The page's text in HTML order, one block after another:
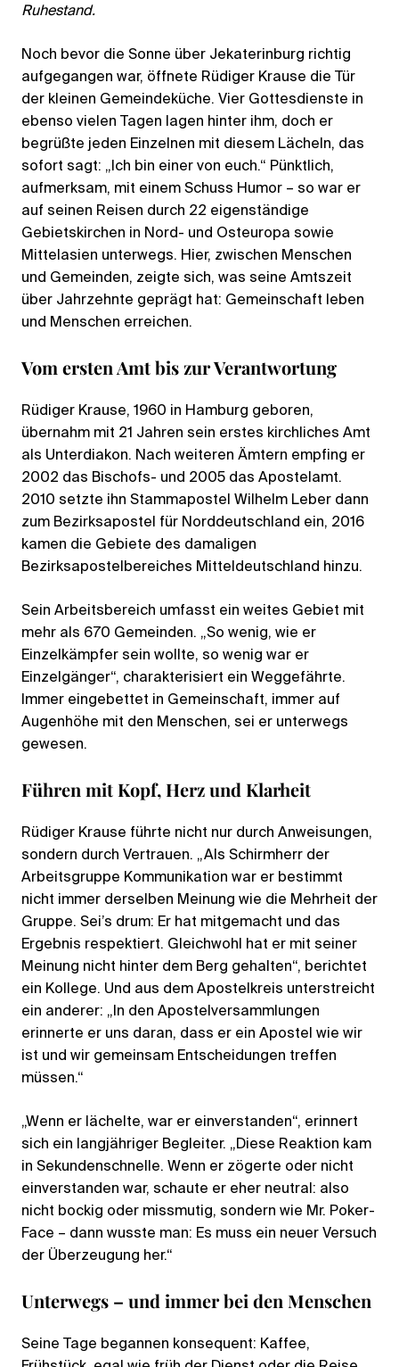
Ruhestand.
Noch bevor die Sonne über Jekaterinburg richtig
aufgegangen war, öffnete Rüdiger Krause die Tür
der kleinen Gemeindeküche. Vier Gottesdienste in
ebenso vielen Tagen lagen hinter ihm, doch er
begrüßte jeden Einzelnen mit diesem Lächeln, das
sofort sagt: „Ich bin einer von euch.“ Pünktlich,
aufmerksam, mit einem Schuss Humor – so war er
auf seinen Reisen durch 22 eigenständige
Gebietskirchen in Nord- und Osteuropa sowie
Mittelasien unterwegs. Hier, zwischen Menschen
und Gemeinden, zeigte sich, was seine Amtszeit
über Jahrzehnte geprägt hat: Gemeinschaft leben
und Menschen erreichen.
Vom ersten Amt bis zur Verantwortung
Rüdiger Krause, 1960 in Hamburg geboren,
übernahm mit 21 Jahren sein erstes kirchliches Amt
als Unterdiakon. Nach weiteren Ämtern empfing er
2002 das Bischofs- und 2005 das Apostelamt.
2010 setzte ihn Stammapostel Wilhelm Leber dann
zum Bezirksapostel für Norddeutschland ein, 2016
kamen die Gebiete des damaligen
Bezirksapostelbereiches Mitteldeutschland hinzu.
Sein Arbeitsbereich umfasst ein weites Gebiet mit
mehr als 670 Gemeinden. „So wenig, wie er
Einzelkämpfer sein wollte, so wenig war er
Einzelgänger“, charakterisiert ein Weggefährte.
Immer eingebettet in Gemeinschaft, immer auf
Augenhöhe mit den Menschen, sei er unterwegs
gewesen.
Führen mit Kopf, Herz und Klarheit
Rüdiger Krause führte nicht nur durch Anweisungen,
sondern durch Vertrauen. „Als Schirmherr der
Arbeitsgruppe Kommunikation war er bestimmt
nicht immer derselben Meinung wie die Mehrheit der
Gruppe. Sei’s drum: Er hat mitgemacht und das
Ergebnis respektiert. Gleichwohl hat er mit seiner
Meinung nicht hinter dem Berg gehalten“, berichtet
ein Kollege. Und aus dem Apostelkreis unterstreicht
ein anderer: „In den Apostelversammlungen
erinnerte er uns daran, dass er ein Apostel wie wir
ist und wir gemeinsam Entscheidungen treffen
müssen.“
„Wenn er lächelte, war er einverstanden“, erinnert
sich ein langjähriger Begleiter. „Diese Reaktion kam
in Sekundenschnelle. Wenn er zögerte oder nicht
einverstanden war, schaute er eher neutral: also
nicht bockig oder missmutig, sondern wie Mr. Poker-
Face – dann wusste man: Es muss ein neuer Versuch
der Überzeugung her.“
Unterwegs – und immer bei den Menschen
Seine Tage begannen konsequent: Kaffee,